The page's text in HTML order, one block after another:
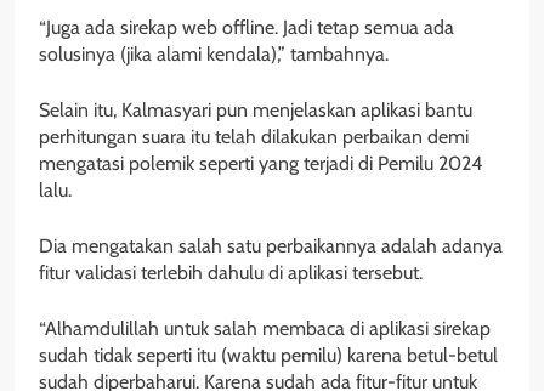
“Juga ada sirekap web offline. Jadi tetap semua ada
solusinya (jika alami kendala),” tambahnya.
Selain itu, Kalmasyari pun menjelaskan aplikasi bantu
perhitungan suara itu telah dilakukan perbaikan demi
mengatasi polemik seperti yang terjadi di Pemilu 2024
lalu.
Dia mengatakan salah satu perbaikannya adalah adanya
fitur validasi terlebih dahulu di aplikasi tersebut.
“Alhamdulillah untuk salah membaca di aplikasi sirekap
sudah tidak seperti itu (waktu pemilu) karena betul-betul
sudah diperbaharui. Karena sudah ada fitur-fitur untuk